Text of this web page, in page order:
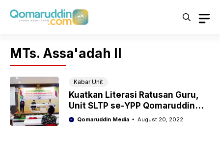
MTs. Assa'adah II
Kabar Unit
Kuatkan Literasi Ratusan Guru,
Unit SLTP se-YPP Qomaruddin
Melangsungkan Workshop
Qomaruddin Media August 20, 2022